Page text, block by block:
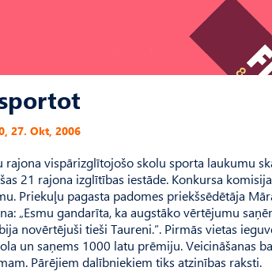
27. Okt, 2006
rajona vispārizglītojošo skolu sporta laukumu
21 rajona izglītības iestāde. Konkursa
Priekuļu pagasta padomes priekšsēdētāja
„Esmu gandarīta, ka augstāko vērtējumu
novērtējuši tieši Taureni.”. Pirmās vietas
un saņems 1000 latu prēmiju. Veicināšanas
Pārējiem dalībniekiem tiks atzinības raksti.